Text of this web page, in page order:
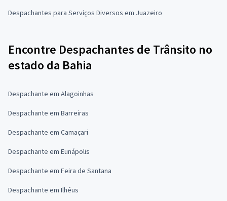
Despachantes para Serviços Diversos em Juazeiro
Encontre Despachantes de Trânsito no
estado da Bahia
Despachante em Alagoinhas
Despachante em Barreiras
Despachante em Camaçari
Despachante em Eunápolis
Despachante em Feira de Santana
Despachante em Ilhéus